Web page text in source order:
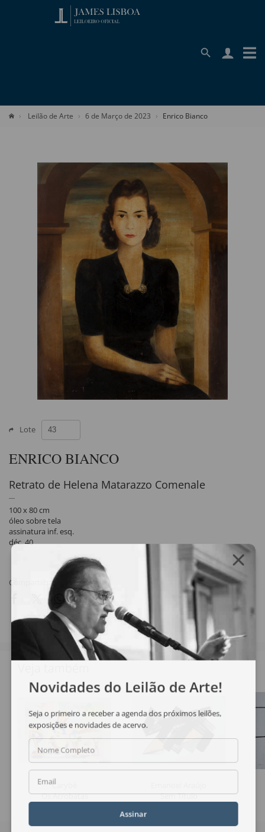
Leilão de Arte 6 de Março de 2023 Enrico Bianco
Lote
ENRICO BIANCO
Retrato de Helena Matarazzo Comenale
100 x 80 cm
óleo sobre tela
assinatura inf. esq.
déc. 40
Compartilhar
Carybé
Os Acrobatas
Sem Título
Novidades do Leilão de Arte!
Seja o primeiro a receber a agenda dos próximos leilões,
exposições e novidades de acervo.
Nome Completo
Email
Assinar